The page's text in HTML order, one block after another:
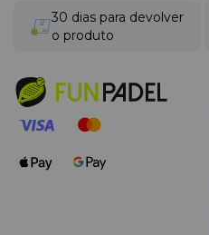
30 dias para devolver
o produto